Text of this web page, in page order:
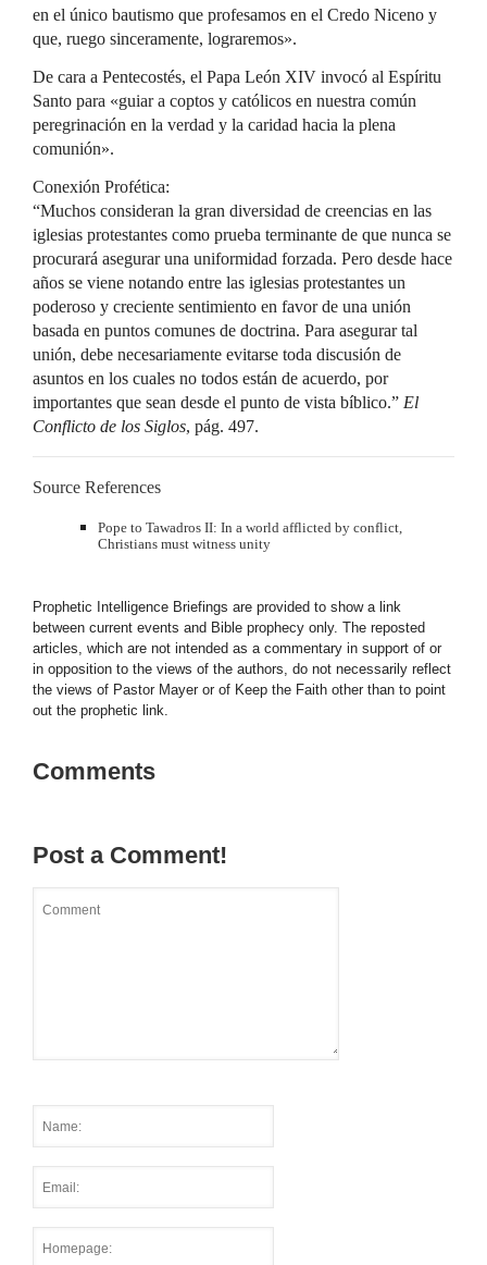
en el único bautismo que profesamos en el Credo Niceno y
que, ruego sinceramente, lograremos».
De cara a Pentecostés, el Papa León XIV invocó al Espíritu
Santo para «guiar a coptos y católicos en nuestra común
peregrinación en la verdad y la caridad hacia la plena
comunión».
Conexión Profética:
“Muchos consideran la gran diversidad de creencias en las
iglesias protestantes como prueba terminante de que nunca se
procurará asegurar una uniformidad forzada. Pero desde hace
años se viene notando entre las iglesias protestantes un
poderoso y creciente sentimiento en favor de una unión
basada en puntos comunes de doctrina. Para asegurar tal
unión, debe necesariamente evitarse toda discusión de
asuntos en los cuales no todos están de acuerdo, por
importantes que sean desde el punto de vista bíblico.” El
Conflicto de los Siglos, pág. 497.
Source References
Pope to Tawadros II: In a world afflicted by conflict,
Christians must witness unity
Prophetic Intelligence Briefings are provided to show a link
between current events and Bible prophecy only. The reposted
articles, which are not intended as a commentary in support of or
in opposition to the views of the authors, do not necessarily reflect
the views of Pastor Mayer or of Keep the Faith other than to point
out the prophetic link.
Comments
Post a Comment!